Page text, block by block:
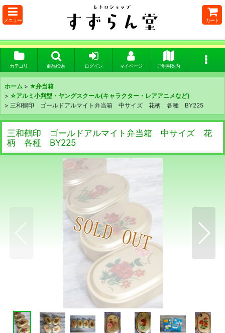
メニュー カート
カテゴリ 商品検索 ログイン マイページ ご利用案内
ホーム > ★弁当箱
> ☆アルミ小判型・ヤングスクール(キャラクター・レアアニメなど)
> 三和鶴印 ゴールドアルマイト弁当箱 中サイズ 花柄 各種 BY225
三和鶴印 ゴールドアルマイト弁当箱 中サイズ 花
柄 各種 BY225